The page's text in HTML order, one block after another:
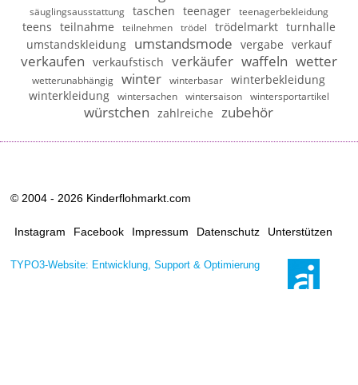
säuglingsausstattung taschen teenager teenagerbekleidung
teens teilnahme teilnehmen trödel trödelmarkt turnhalle
umstandskleidung umstandsmode vergabe verkauf
verkaufen verkaufstisch verkäufer waffeln wetter
wetterunabhängig winter winterbasar
winterbekleidung
winterkleidung
wintersachen wintersaison wintersportartikel
würstchen zahlreiche zubehör
© 2004 - 2026 Kinderflohmarkt.com
Instagram Facebook Impressum Datenschutz Unterstützen
TYPO3-Website: Entwicklung, Support & Optimierung